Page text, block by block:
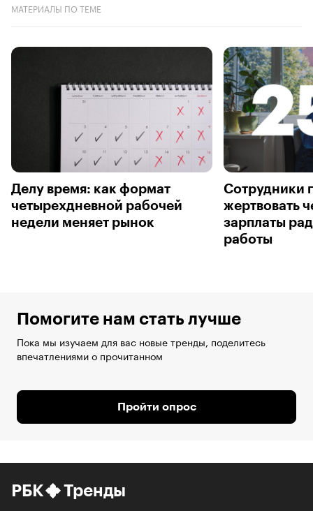
МАТЕРИАЛЫ ПО ТЕМЕ
Делу время: как формат
четырехдневной рабочей
недели меняет рынок
Сотрудники
жертвовать
зарплаты
работы
Помогите нам стать лучше
Пока мы изучаем для вас новые тренды, поделитесь
впечатлениями о прочитанном
Пройти опрос
РБК Тренды